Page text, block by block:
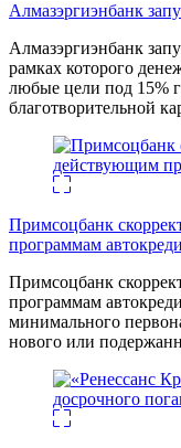
Алмазэргиэнбанк
Алмазэргиэнбанк
рамках которого
любые цели под 15%
благотворительной
Примсоцбанк
программам
Примсоцбанк
программам
минимального
нового или